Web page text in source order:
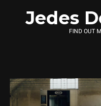
Jedes
FIND OUT